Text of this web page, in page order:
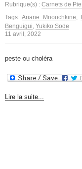
Rubrique(s) : Carnets de
Tags:Ariane Mnouchkine
Benguigui Yukiko Sode
11 avril, 2022
peste ou choléra
Lire la suite...